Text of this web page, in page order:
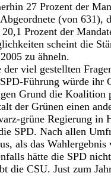
27 Prozent der
(von 631),
Prozent der
scheint die
zu ähneln.
der viel gestellten
Führung würde ihr
Grund die Koalition
der Grünen einen
grüne Regierung in
SPD. Nach allen
als das
hätte die SPD
die CSU. Just zum